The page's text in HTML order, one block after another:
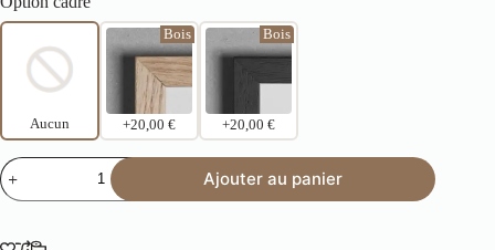
Aucun
Bois
+20,00 €
Bois
+20,00 €
Ajouter au panier